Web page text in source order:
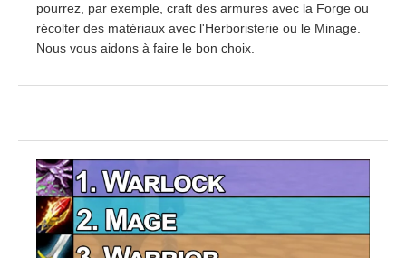
pourrez, par exemple, craft des armures avec la Forge ou
récolter des matériaux avec l'Herboristerie ou le Minage.
Nous vous aidons à faire le bon choix.